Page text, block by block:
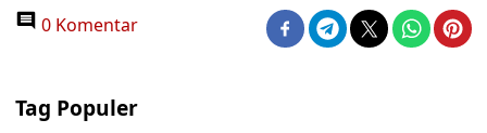
0 Komentar
Tag Populer